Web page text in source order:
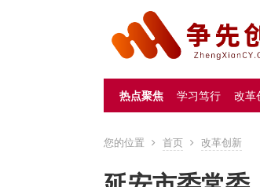
热点聚焦 学习笃行 改革
您的位置 首页 改革创新